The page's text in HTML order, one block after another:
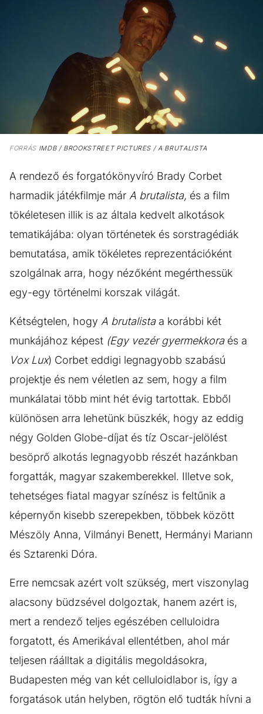
FORRÁSIMDB / BROOKSTREET PICTURES / A BRUTALISTA
A rendező és forgatókönyvíró Brady Corbet
harmadik játékfilmje már A brutalista, és a film
tökéletesen illik is az általa kedvelt alkotások
tematikájába: olyan történetek és sorstragédiák
bemutatása, amik tökéletes reprezentációként
szolgálnak arra, hogy nézőként megérthessük
egy-egy történelmi korszak világát.
Kétségtelen, hogy A brutalistaa korábbi két
munkájához képest (Egy vezér gyermekkoraés a
Vox Lux) Corbet eddigi legnagyobb szabású
projektje és nem véletlen az sem, hogy a film
munkálatai több mint hét évig tartottak. Ebből
különösen arra lehetünk büszkék, hogy az eddig
négy Golden Globe-díjat és tíz Oscar-jelölést
besöprő alkotás legnagyobb részét hazánkban
forgatták, magyar szakemberekkel. Illetve sok,
tehetséges fiatal magyar színész is feltűnik a
képernyőn kisebb szerepekben, többek között
Mészöly Anna, Vilmányi Benett, Hermányi Mariann
és Sztarenki Dóra.
Erre nemcsak azért volt szükség, mert viszonylag
alacsony büdzsével dolgoztak, hanem azért is,
mert a rendező teljes egészében celluloidra
forgatott, és Amerikával ellentétben, ahol már
teljesen ráálltak a digitális megoldásokra,
Budapesten még van két celluloidlabor is, így a
forgatások után helyben, rögtön elő tudták hívni a